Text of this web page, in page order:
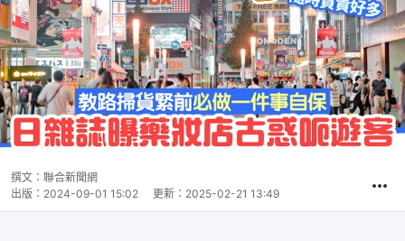
撰文： 聯合新聞網
出版： 2024-09-01 15:02 更新： 2025-02-21 13:49